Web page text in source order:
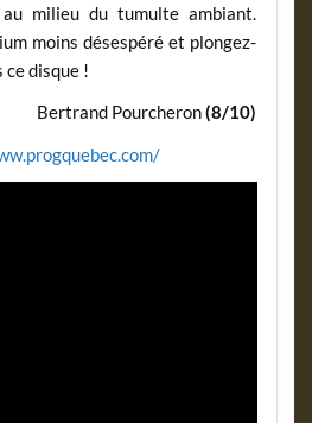
milieu du tumulte ambiant.
moins désespéré et plongez-
ce disque !
Bertrand Pourcheron(8/10)